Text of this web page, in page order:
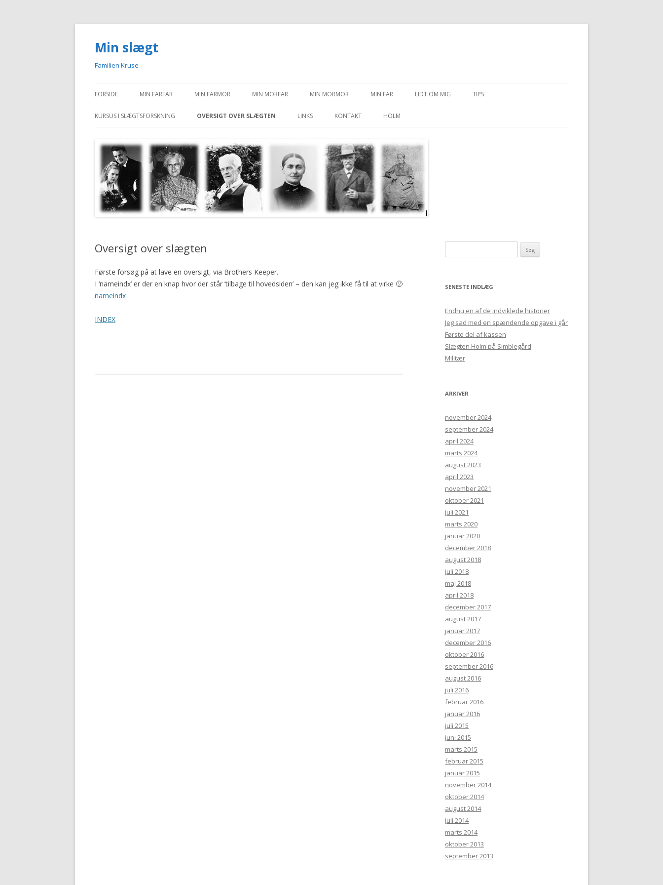
Min slægt
Familien Kruse
FORSIDE MIN FARFAR MIN FARMOR MIN MORFAR MIN MORMOR MIN FAR LIDT OM MIG TIPS
KURSUS I SLÆGTSFORSKNING OVERSIGT OVER SLÆGTEN LINKS KONTAKT HOLM
Oversigt over slægten
Første forsøg på at lave en oversigt, via Brothers Keeper.
I ‘nameindx’ er der en knap hvor der står ’tilbage til hovedsiden’ – den kan jeg ikke få til at virke 🙁
nameindx
INDEX
SENESTE INDLÆG
Endnu en af de indviklede historier
Jeg sad med en spændende opgave i går
Første del af kassen
Slægten Holm på Simblegård
Militær
ARKIVER
november 2024
september 2024
april 2024
marts 2024
august 2023
april 2023
november 2021
oktober 2021
juli 2021
marts 2020
januar 2020
december 2018
august 2018
juli 2018
maj 2018
april 2018
december 2017
august 2017
januar 2017
december 2016
oktober 2016
september 2016
august 2016
juli 2016
februar 2016
januar 2016
juli 2015
juni 2015
marts 2015
februar 2015
januar 2015
november 2014
oktober 2014
august 2014
juli 2014
marts 2014
oktober 2013
september 2013